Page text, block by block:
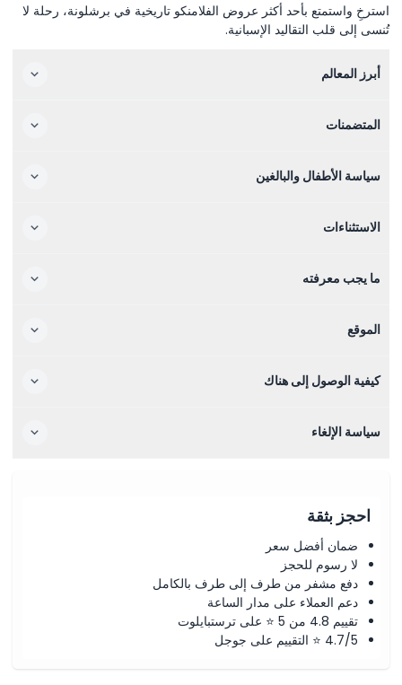
استرخِ واستمتع بأحد أكثر عروض الفلامنكو تاريخية في برشلونة، رحلة لا
تُنسى إلى قلب التقاليد الإسبانية.
أبرز المعالم
المتضمنات
سياسة الأطفال والبالغين
الاستثناءات
ما يجب معرفته
الموقع
كيفية الوصول إلى هناك
سياسة الإلغاء
احجز بثقة
ضمان أفضل سعر
لا رسوم للحجز
دفع مشفر من طرف إلى طرف بالكامل
دعم العملاء على مدار الساعة
تقييم 4.8 من 5 ⭐ على ترستبايلوت
4.7/5 ⭐ التقييم على جوجل